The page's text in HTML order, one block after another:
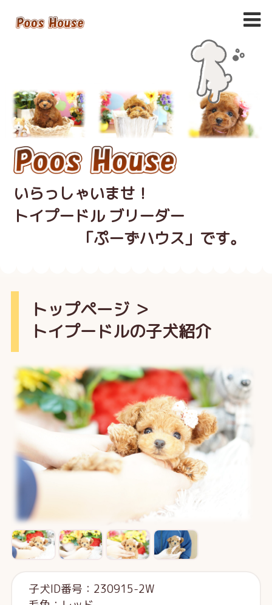
いらっしゃいませ！
トイプードル ブリーダー
「ぷーずハウス」です。
トップページ＞
トイプードルの子犬紹介
子犬ID番号：230915-2W